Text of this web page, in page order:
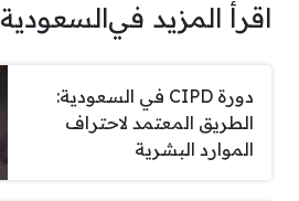
اقرأ المزيد فيالسعودية
دورة CIPD في السعودية:
الطريق المعتمد لاحتراف
الموارد البشرية